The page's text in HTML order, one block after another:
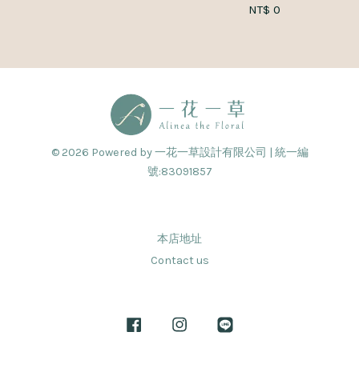
NT$ 0
© 2026 Powered by 一花一草設計有限公司 | 統一編
號:83091857
本店地址
Contact us
Facebook Instagram